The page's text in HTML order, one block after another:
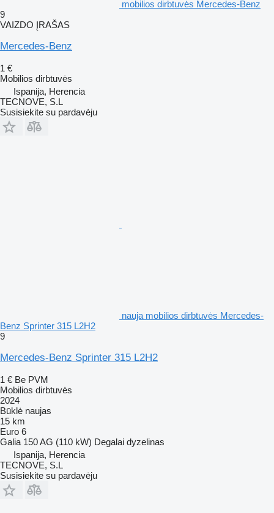
mobilios dirbtuvės Mercedes-Benz
9
VAIZDO ĮRAŠAS
Mercedes-Benz
1 €
Mobilios dirbtuvės
Ispanija, Herencia
TECNOVE, S.L
Susisiekite su pardavėju
nauja mobilios dirbtuvės Mercedes-
Benz Sprinter 315 L2H2
9
Mercedes-Benz Sprinter 315 L2H2
1 € Be PVM
Mobilios dirbtuvės
2024
Būklė naujas
15 km
Euro 6
Galia 150 AG (110 kW) Degalai dyzelinas
Ispanija, Herencia
TECNOVE, S.L
Susisiekite su pardavėju